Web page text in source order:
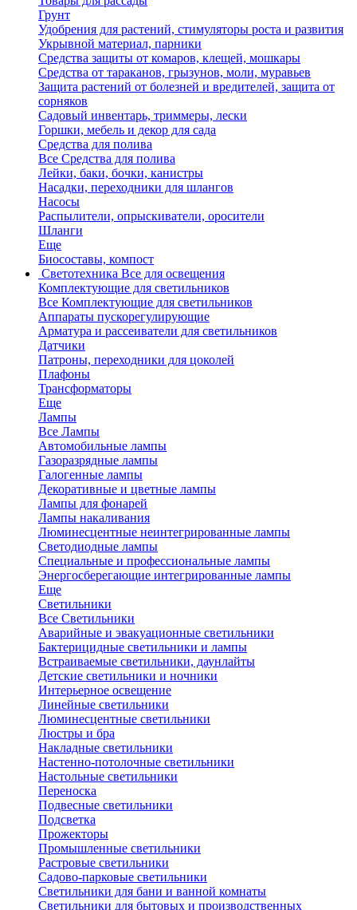
Грунт
Удобрения для растений, стимуляторы роста и развития
Укрывной материал, парники
Средства защиты от комаров, клещей, мошкары
Средства от тараканов, грызунов, моли, муравьев
Защита растений от болезней и вредителей, защита от
сорняков
Садовый инвентарь, триммеры, лески
Горшки, мебель и декор для сада
Средства для полива
Все Средства для полива
Лейки, баки, бочки, канистры
Насадки, переходники для шлангов
Насосы
Распылители, опрыскиватели, оросители
Шланги
Еще
Биосоставы, компост
Светотехника Все для освещения
Комплектующие для светильников
Все Комплектующие для светильников
Аппараты пускорегулирующие
Арматура и рассеиватели для светильников
Датчики
Патроны, переходники для цоколей
Плафоны
Трансформаторы
Еще
Лампы
Все Лампы
Автомобильные лампы
Газоразрядные лампы
Галогенные лампы
Декоративные и цветные лампы
Лампы для фонарей
Лампы накаливания
Люминесцентные неинтегрированные лампы
Светодиодные лампы
Специальные и профессиональные лампы
Энергосберегающие интегрированные лампы
Еще
Светильники
Все Светильники
Аварийные и эвакуационные светильники
Бактерицидные светильники и лампы
Встраиваемые светильники, даунлайты
Детские светильники и ночники
Интерьерное освещение
Линейные светильники
Люминесцентные светильники
Люстры и бра
Накладные светильники
Настенно-потолочные светильники
Настольные светильники
Переноска
Подвесные светильники
Подсветка
Прожекторы
Промышленные светильники
Растровые светильники
Садово-парковые светильники
Светильники для бани и ванной комнаты
Светильники для бытовых и производственных